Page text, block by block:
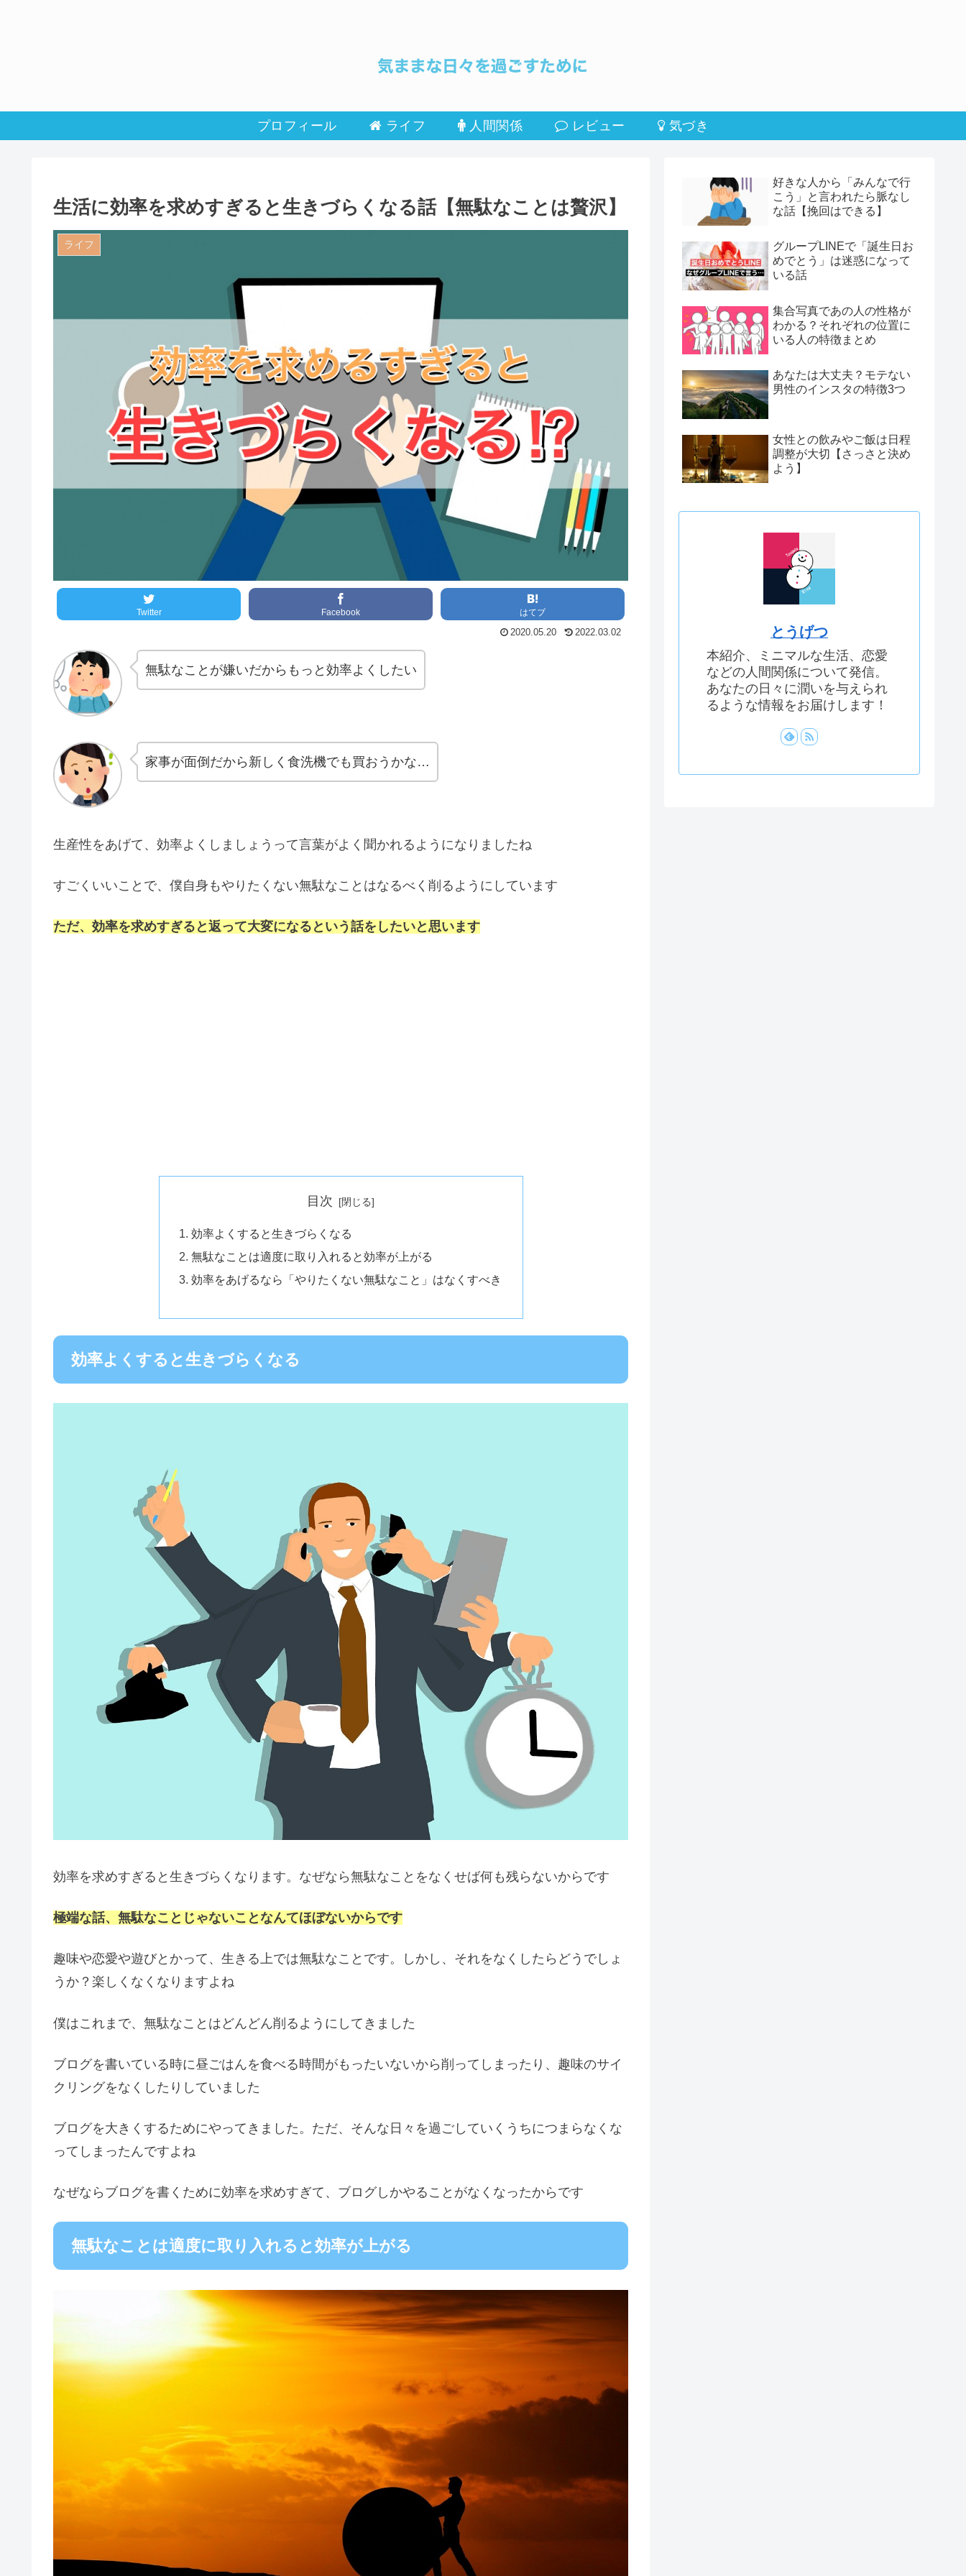
プロフィール ライフ 人間関係 レビュー 気づき
生活に効率を求めすぎると生きづらくなる話【無駄なことは贅沢】
ライフ
Twitter Facebook はてブ
2020.05.20 2022.03.02
無駄なことが嫌いだからもっと効率よくしたい
家事が面倒だから新しく食洗機でも買おうかな…
生産性をあげて、効率よくしましょうって言葉がよく聞かれるようになりましたね
すごくいいことで、僕自身もやりたくない無駄なことはなるべく削るようにしています
ただ、効率を求めすぎると返って大変になるという話をしたいと思います
目次
効率よくすると生きづらくなる
無駄なことは適度に取り入れると効率が上がる
効率をあげるなら「やりたくない無駄なこと」はなくすべき
効率よくすると生きづらくなる
効率を求めすぎると生きづらくなります。なぜなら無駄なことをなくせば何も残らないからです
極端な話、無駄なことじゃないことなんてほぼないからです
趣味や恋愛や遊びとかって、生きる上では無駄なことです。しかし、それをなくしたらどうでしょ
うか？楽しくなくなりますよね
僕はこれまで、無駄なことはどんどん削るようにしてきました
ブログを書いている時に昼ごはんを食べる時間がもったいないから削ってしまったり、趣味のサイ
クリングをなくしたりしていました
ブログを大きくするためにやってきました。ただ、そんな日々を過ごしていくうちにつまらなくな
ってしまったんですよね
なぜならブログを書くために効率を求めすぎて、ブログしかやることがなくなったからです
無駄なことは適度に取り入れると効率が上がる
好きな人から「みんなで行
こう」と言われたら脈なし
な話【挽回はできる】
グループLINEで「誕生日お
めでとう」は迷惑になって
いる話
集合写真であの人の性格が
わかる？それぞれの位置に
いる人の特徴まとめ
あなたは大丈夫？モテない
男性のインスタの特徴3つ
女性との飲みやご飯は日程
調整が大切【さっさと決め
よう】
とうげつ
本紹介、ミニマルな生活、恋愛
などの人間関係について発信。
あなたの日々に潤いを与えられ
るような情報をお届けします！